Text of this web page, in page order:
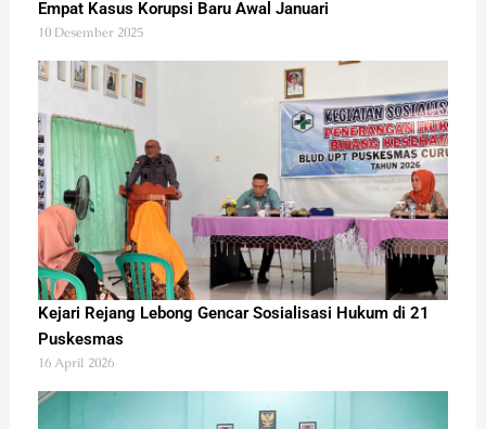
Empat Kasus Korupsi Baru Awal Januari
10 Desember 2025
Kejari Rejang Lebong Gencar Sosialisasi Hukum di 21
Puskesmas
16 April 2026